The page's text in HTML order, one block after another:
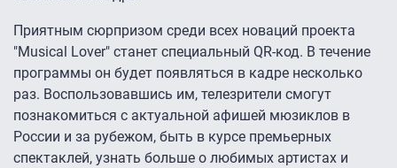
Приятным сюрпризом среди всех новаций проекта
"Musical Lover" станет специальный QR-код. В течение
программы он будет появляться в кадре несколько
раз. Воспользовавшись им, телезрители смогут
познакомиться с актуальной афишей мюзиклов в
России и за рубежом, быть в курсе премьерных
спектаклей, узнать больше о любимых артистах и